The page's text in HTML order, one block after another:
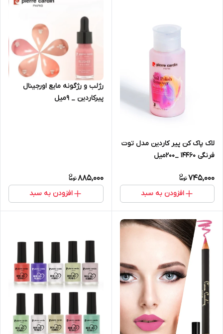
لاک پاک کن پیر کاردین مدل توت
فرنگی 14460 _200میل
745,000
افزودن به سبد
رژلب و رژگونه مایع اورجینال
پیرکاردین _ ۹میل
885,000
افزودن به سبد